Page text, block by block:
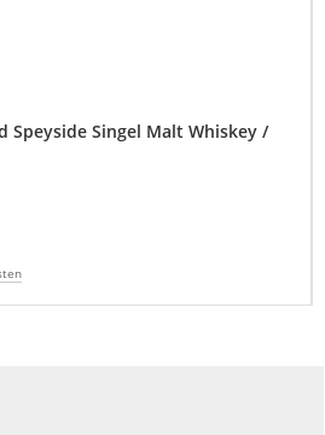
Speyside Singel Malt Whiskey /